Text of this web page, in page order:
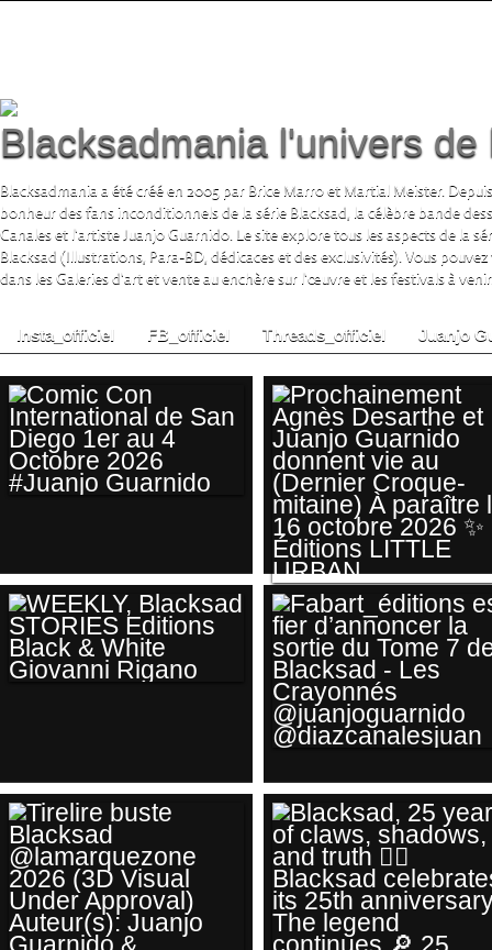
Blacksadmania l'univers
Blacksadmania a été créé en 2005 par Brice Marro et Martial Meister.
bonheur des fans inconditionnels de la série Blacksad, la célèbre bande
Canales et l'artiste Juanjo Guarnido. Le site explore tous les aspects de la
Blacksad (Illustrations, Para-BD, dédicaces et des exclusivités). Vous
dans les Galeries d'art et vente au enchère sur l'œuvre et les festivals à
Insta_officiel FB_officiel Threads_officiel Juanjo
INTERNATIONAL DE
SAN DIEGO 1ER AU
4 OCTOBRE 2026
#JUANJO
PROCHAINEMENT
AGNÈS DESARTHE
ET JUANJO
GUARNIDO
(DERNIER
CROQUE-MITAINE)
À PARAÎTRE LE 16
OCTOBRE 2026 ✨
ÉDITIONS LITTLE
BLACKSAD
STORIES EDITIONS
BLACK & WHITE
GIOVANNI RIGANO
FABART_ÉDITIONS
EST FIER
D’ANNONCER LA
SORTIE DU TOME 7
DE BLACKSAD -